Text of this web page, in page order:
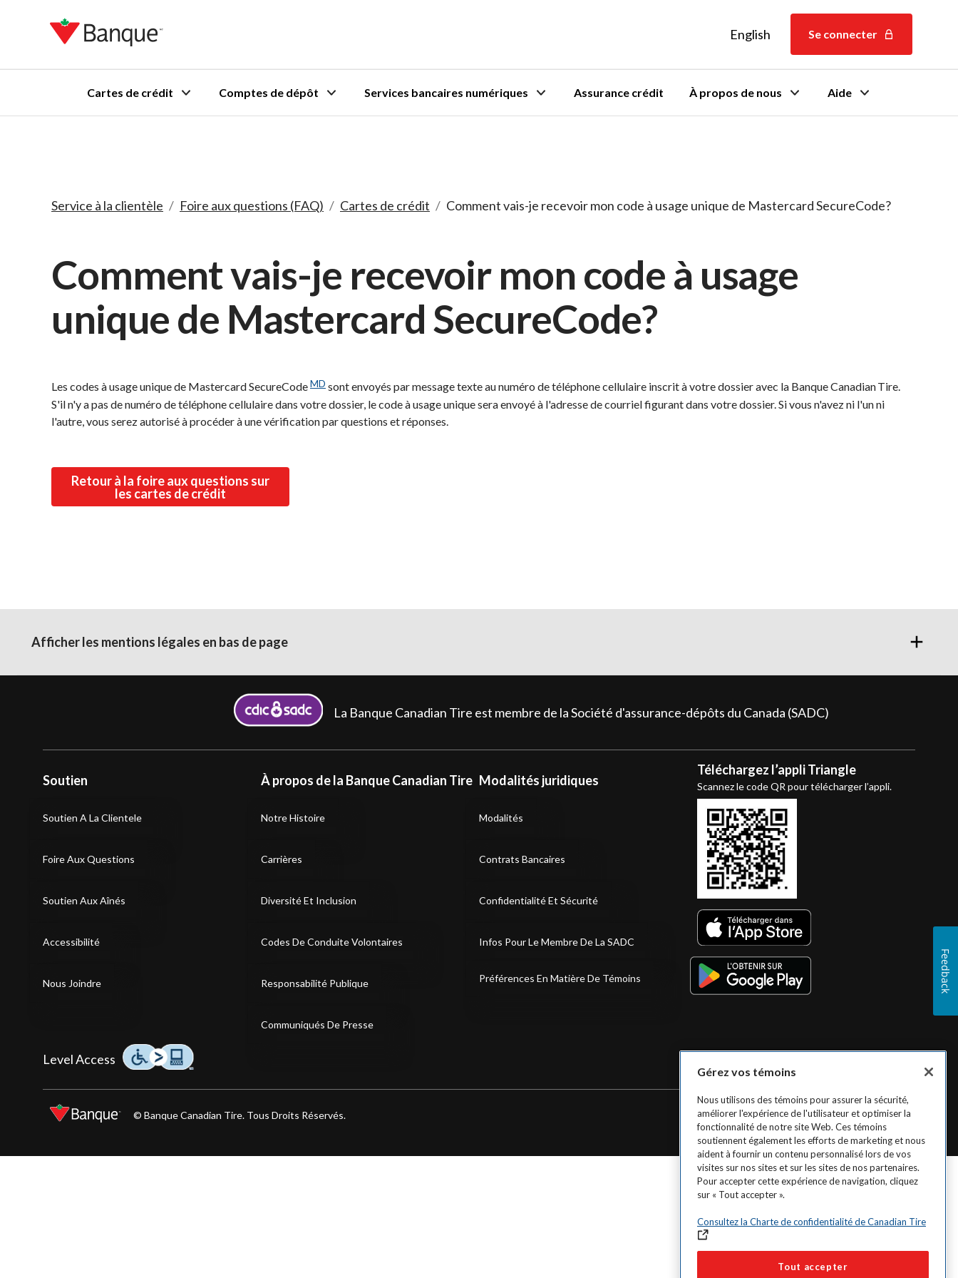
English EnglishSe connecter
Cartes de crédit Comptes de dépôt Services bancaires numériques Assurance crédit À propos de nous Aide
Service à la clientèle / Foire aux questions (FAQ) / Cartes de crédit / Comment vais-je recevoir mon code à usage unique de Mastercard SecureCode?
Comment vais-je recevoir mon code à usage
unique de Mastercard SecureCode?
Les codes à usage unique de Mastercard SecureCodeMD sont envoyés par message texte au numéro de téléphone cellulaire inscrit à votre dossier avec la Banque Canadian Tire.
S'il n'y a pas de numéro de téléphone cellulaire dans votre dossier, le code à usage unique sera envoyé à l'adresse de courriel figurant dans votre dossier. Si vous n'avez ni l'un ni
l'autre, vous serez autorisé à procéder à une vérification par questions et réponses.
Retour à la foire aux questions sur
les cartes de crédit
Afficher les mentions légales en bas de page
La Banque Canadian Tire est membre de la Société d'assurance-dépôts du Canada (SADC)
Soutien
Soutien A La Clientele
Foire Aux Questions
Soutien Aux Aînés
Accessibilité
Nous Joindre
À propos de la Banque Canadian Tire
Notre Histoire
Carrières
Diversité Et Inclusion
Codes De Conduite Volontaires
Responsabilité Publique
Communiqués De Presse
Modalités juridiques
Modalités
Contrats Bancaires
Confidentialité Et Sécurité
Infos Pour Le Membre De La SADC
Préférences En Matière De Témoins
Téléchargez l’appli Triangle
Scannez le code QR pour télécharger l’appli.
Level Access
Cliquez sur cette icône pour en savoir plus sur notre engagement envers les clients et employés handicapés.
© Banque Canadian Tire. Tous Droits Réservés.
Gérez vos témoins
Nous utilisons des témoins pour assurer la sécurité,
améliorer l'expérience de l'utilisateur et optimiser la
fonctionnalité de notre site Web. Ces témoins
soutiennent également les efforts de marketing et nous
aident à fournir un contenu personnalisé lors de vos
visites sur nos sites et sur les sites de nos partenaires.
Pour accepter cette expérience de navigation, cliquez
sur « Tout accepter ».
Consultez la Charte de confidentialité de Canadian Tire
Tout accepter
Feedback